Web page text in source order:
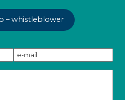
– whistleblower